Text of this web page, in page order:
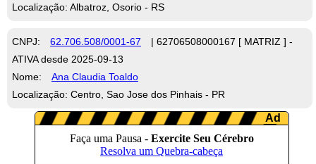
Localização: Albatroz, Osorio - RS
CNPJ: 62.706.508/0001-67
| 62706508000167 [ MATRIZ ] -
ATIVA desde 2025-09-13
Nome:
Ana Claudia Toaldo
Localização: Centro, Sao Jose dos Pinhais - PR